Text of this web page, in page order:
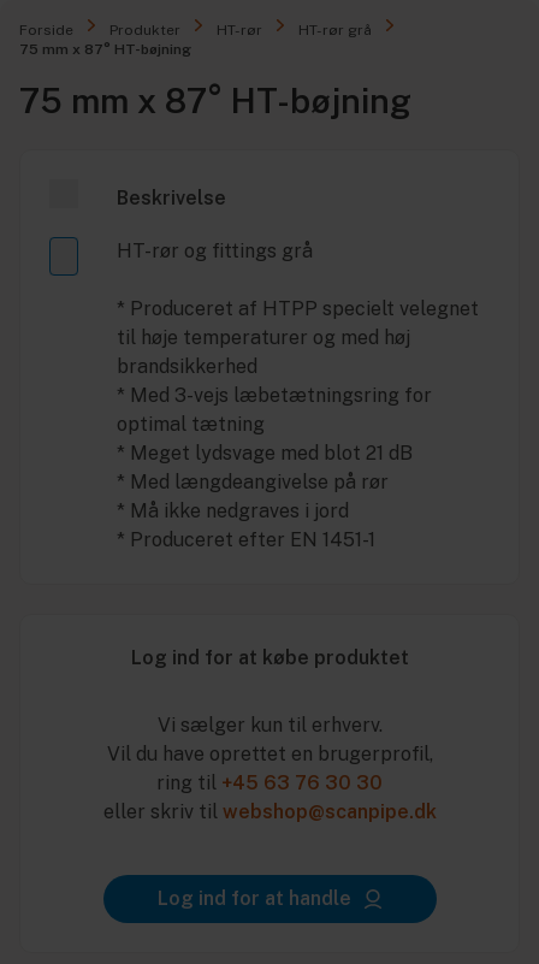
Forside Produkter HT-rør
HT-rør grå
75 mm x 87° HT-bøjning
75 mm x 87° HT-bøjning
Beskrivelse
HT-rør og fittings grå
* Produceret af HTPP specielt velegnet
til høje temperaturer og med høj
brandsikkerhed
* Med 3-vejs læbetætningsring for
optimal tætning
* Meget lydsvage med blot 21 dB
* Med længdeangivelse på rør
* Må ikke nedgraves i jord
* Produceret efter EN 1451-1
Log ind for at købe produktet
Vi sælger kun til erhverv.
Vil du have oprettet en brugerprofil,
ring til +45 63 76 30 30
eller skriv til webshop@scanpipe.dk
Log ind for at handle